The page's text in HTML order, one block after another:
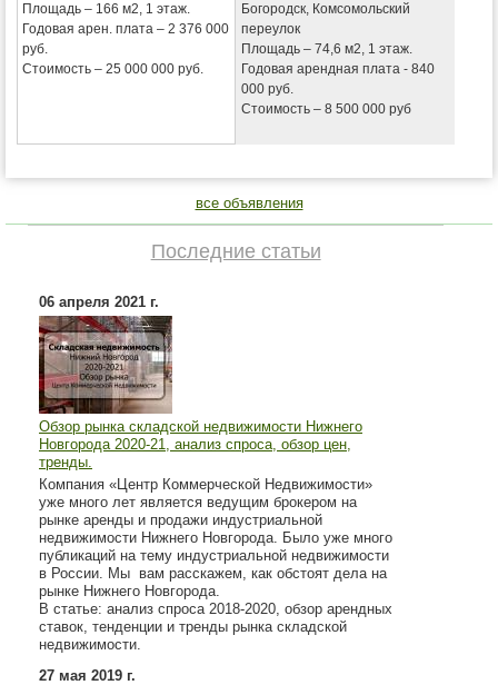
Площадь – 166 м2, 1 этаж.
Годовая арен. плата – 2 376 000
руб.
Стоимость – 25 000 000 руб.
Богородск, Комсомольский
переулок
Площадь – 74,6 м2, 1 этаж.
Годовая арендная плата - 840
000 руб.
Стоимость – 8 500 000 руб
все объявления
Последние статьи
06 апреля 2021 г.
Обзор рынка складской недвижимости Нижнего
Новгорода 2020-21, анализ спроса, обзор цен,
тренды.
Компания «Центр Коммерческой Недвижимости»
уже много лет является ведущим брокером на
рынке аренды и продажи индустриальной
недвижимости Нижнего Новгорода. Было уже много
публикаций на тему индустриальной недвижимости
в России. Мы вам расскажем, как обстоят дела на
рынке Нижнего Новгорода.
В статье: анализ спроса 2018-2020, обзор арендных
ставок, тенденции и тренды рынка складской
недвижимости.
27 мая 2019 г.